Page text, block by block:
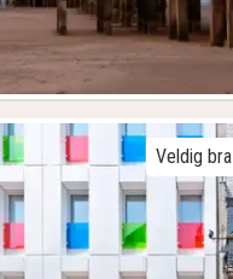
Veldig bra